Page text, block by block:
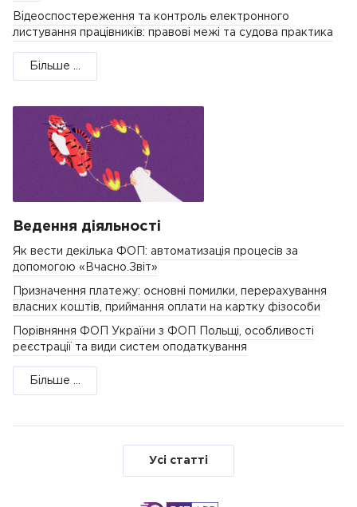
Відеоспостереження та контроль електронного
листування працівників: правові межі та судова практика
Більше ...
Ведення діяльності
Як вести декілька ФОП: автоматизація процесів за
допомогою «Вчасно.Звіт»
Призначення платежу: основні помилки, перерахування
власних коштів, приймання оплати на картку фізособи
Порівняння ФОП України з ФОП Польщі, особливості
реєстрації та види систем оподаткування
Більше ...
Усі статті